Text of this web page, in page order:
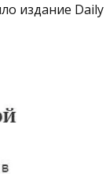
издание Daily